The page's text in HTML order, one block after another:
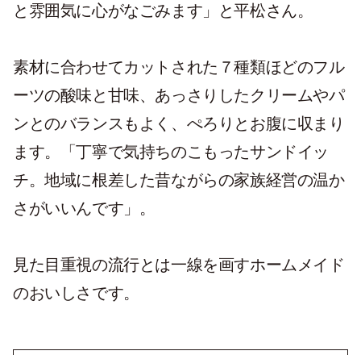
と雰囲気に心がなごみます」と平松さん。
素材に合わせてカットされた７種類ほどのフル
ーツの酸味と甘味、あっさりしたクリームやパ
ンとのバランスもよく、ぺろりとお腹に収まり
ます。「丁寧で気持ちのこもったサンドイッ
チ。地域に根差した昔ながらの家族経営の温か
さがいいんです」。
見た目重視の流行とは一線を画すホームメイド
のおいしさです。